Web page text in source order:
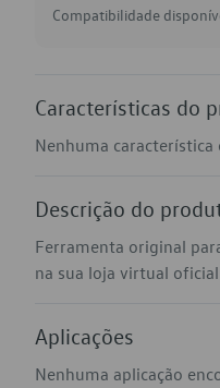
Compatibilidade
Características do
Nenhuma característica
Descrição do
Ferramenta original
na sua loja virtual
Aplicações
Nenhuma aplicação